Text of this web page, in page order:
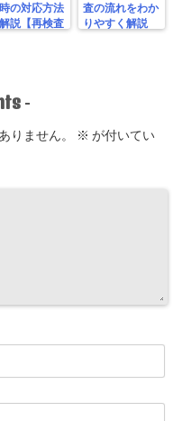
の対応方法
説【再検査
査の流れをわか
りやすく解説
-
りません。 ※ が付いてい